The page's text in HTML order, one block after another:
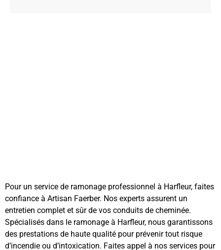
Pour un service de ramonage professionnel à Harfleur, faites
confiance à Artisan Faerber. Nos experts assurent un
entretien complet et sûr de vos conduits de cheminée.
Spécialisés dans le ramonage à Harfleur, nous garantissons
des prestations de haute qualité pour prévenir tout risque
d’incendie ou d’intoxication. Faites appel à nos services pour